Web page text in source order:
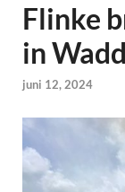
Flinke
in
juni 12, 2024